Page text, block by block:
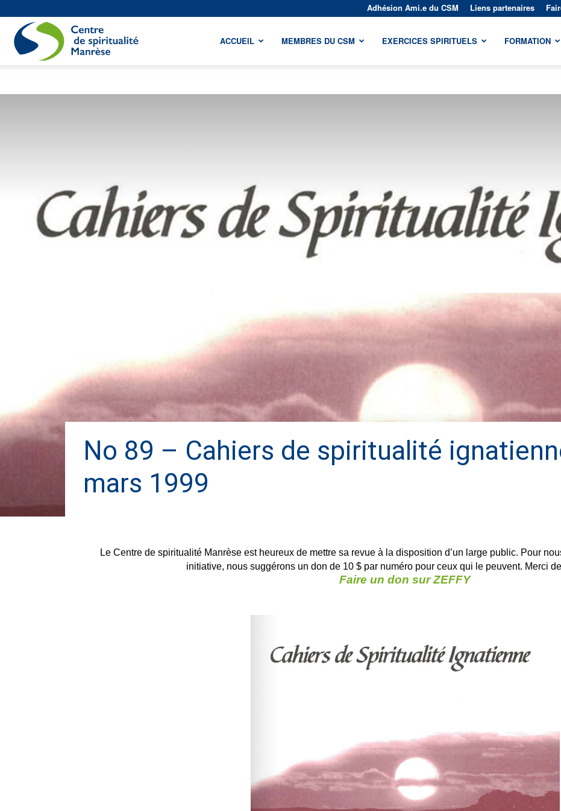
Adhésion Ami.e du CSM Liens partenaires
ACCUEIL MEMBRES DU CSM EXERCICES SPIRITUELS FORMATION
No 89 – Cahiers de spiritualité
mars 1999
Le Centre de spiritualité Manrèse est heureux de mettre sa revue à la disposition d’un large public. Pour
initiative, nous suggérons un don de 10 $ par numéro pour ceux qui le peuvent. Merci
Faire un don sur ZEFFY